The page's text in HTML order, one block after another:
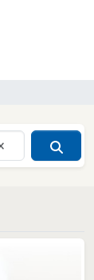
Eingabe